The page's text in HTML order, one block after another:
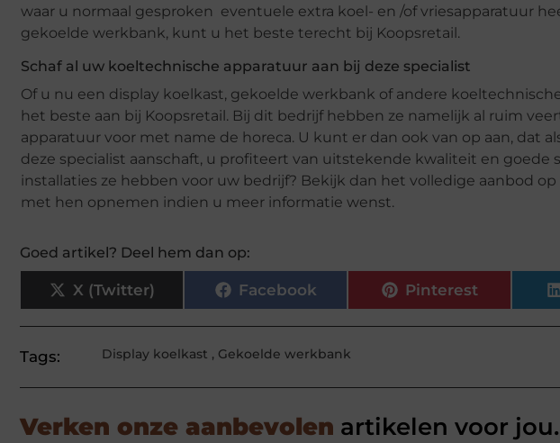
waar u normaal gesproken eventuele extra koel- en /of vriesapparatuur
gekoelde werkbank, kunt u het beste terecht bij Koopsretail.
Schaf al uw koeltechnische apparatuur aan bij deze specialist
Of u nu een display koelkast, gekoelde werkbank of andere
het beste aan bij Koopsretail. Bij dit bedrijf hebben ze namelijk al ruim
apparatuur voor met name de horeca. U kunt er dan ook van op aan, dat
deze specialist aanschaft, u profiteert van uitstekende kwaliteit en goede
installaties ze hebben voor uw bedrijf? Bekijk dan het volledige aanbod
met hen opnemen indien u meer informatie wenst.
Goed artikel? Deel hem dan op:
X (Twitter) Facebook Pinterest
Tags: Display koelkast , Gekoelde werkbank
Verken onze aanbevolen artikelen voor jou.